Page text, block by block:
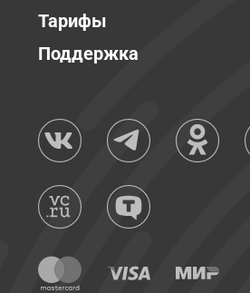
Тарифы
Поддержка